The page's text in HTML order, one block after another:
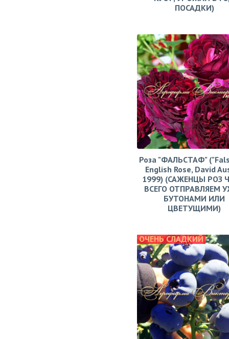
ПОСАДКИ)
Роза "ФАЛЬСТАФ"
English Rose, David
1999) (САЖЕНЦЫ РОЗ
ВСЕГО ОТПРАВЛЯЕМ
БУТОНАМИ ИЛИ
ЦВЕТУЩИМИ)
ОЧЕНЬ СЛАДКИЙ